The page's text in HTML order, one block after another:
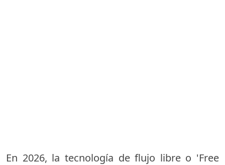
En 2026, la tecnología de flujo libre o 'Free